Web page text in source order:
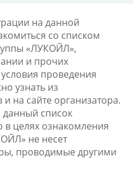
на данной
со списком
«ЛУКОЙЛ»,
и прочих
проведения
узнать из
на сайте организатора.
список
целях ознакомления
не несет
проводимые другими